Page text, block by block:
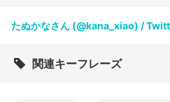
たぬかなさん (@kana_xiao) /
関連キーフレーズ